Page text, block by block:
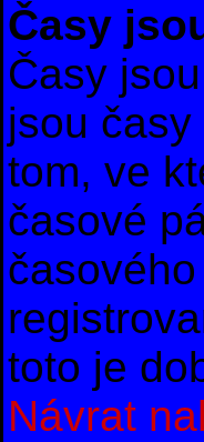
Časy
Časy
jsou
tom, ve
časové
toto je
Návrat